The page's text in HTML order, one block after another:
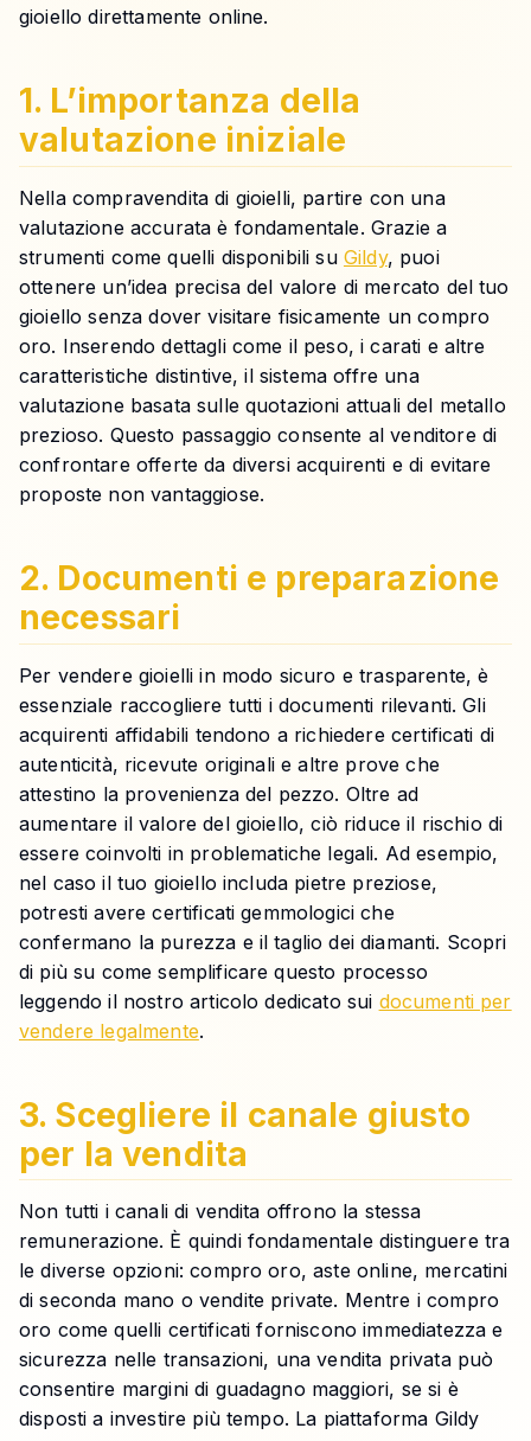
gioiello direttamente online.
1. L’importanza della
valutazione iniziale
Nella compravendita di gioielli, partire con una
valutazione accurata è fondamentale. Grazie a
strumenti come quelli disponibili su Gildy, puoi
ottenere un’idea precisa del valore di mercato del tuo
gioiello senza dover visitare fisicamente un compro
oro. Inserendo dettagli come il peso, i carati e altre
caratteristiche distintive, il sistema offre una
valutazione basata sulle quotazioni attuali del metallo
prezioso. Questo passaggio consente al venditore di
confrontare offerte da diversi acquirenti e di evitare
proposte non vantaggiose.
2. Documenti e preparazione
necessari
Per vendere gioielli in modo sicuro e trasparente, è
essenziale raccogliere tutti i documenti rilevanti. Gli
acquirenti affidabili tendono a richiedere certificati di
autenticità, ricevute originali e altre prove che
attestino la provenienza del pezzo. Oltre ad
aumentare il valore del gioiello, ciò riduce il rischio di
essere coinvolti in problematiche legali. Ad esempio,
nel caso il tuo gioiello includa pietre preziose,
potresti avere certificati gemmologici che
confermano la purezza e il taglio dei diamanti. Scopri
di più su come semplificare questo processo
leggendo il nostro articolo dedicato sui documenti per
vendere legalmente.
3. Scegliere il canale giusto
per la vendita
Non tutti i canali di vendita offrono la stessa
remunerazione. È quindi fondamentale distinguere tra
le diverse opzioni: compro oro, aste online, mercatini
di seconda mano o vendite private. Mentre i compro
oro come quelli certificati forniscono immediatezza e
sicurezza nelle transazioni, una vendita privata può
consentire margini di guadagno maggiori, se si è
disposti a investire più tempo. La piattaforma Gildy